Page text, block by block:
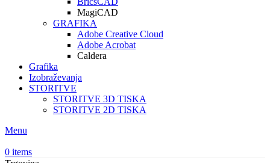
MagiCAD
GRAFIKA
Adobe Creative Cloud
Adobe Acrobat
Caldera
Grafika
Izobraževanja
STORITVE
STORITVE 3D TISKA
STORITVE 2D TISKA
Menu
0 items